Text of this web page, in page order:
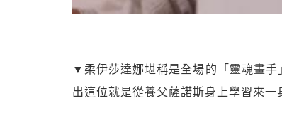
▼柔伊莎達娜堪稱是全場的「靈魂畫
出這位就是從養父薩諾斯身上學習來一